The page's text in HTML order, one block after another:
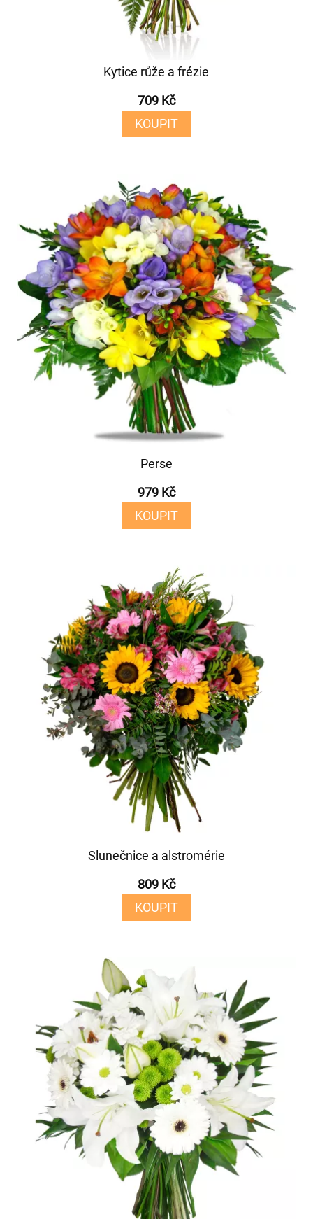
Kytice růže a frézie
709 Kč
KOUPIT
Perse
979 Kč
KOUPIT
Slunečnice a alstromérie
809 Kč
KOUPIT